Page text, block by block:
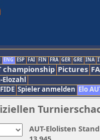
ENG ESP FAI FIN FRA GER GRE INA
championship Pictures
FIDE Spieler anmelden Elo
AUT-Elolisten